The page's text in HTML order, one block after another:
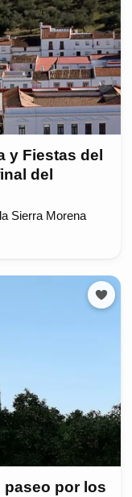
y Fiestas del
del
Sierra Morena
paseo por los